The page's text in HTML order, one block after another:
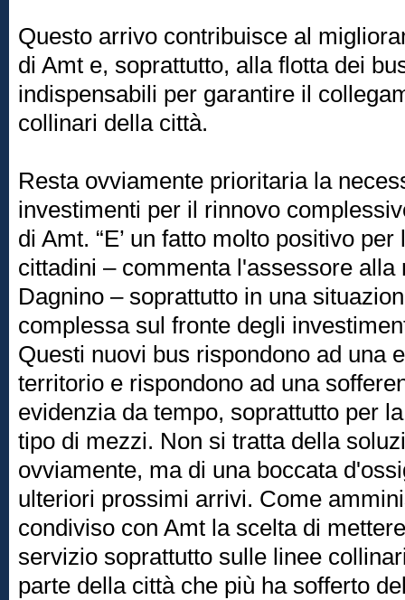
Questo arrivo contribuisce al
di Amt e, soprattutto, alla flotta dei
indispensabili per garantire il
collinari della città.
Resta ovviamente prioritaria la
investimenti per il rinnovo
di Amt. “E’ un fatto molto positivo
cittadini – commenta l'assessore alla
Dagnino – soprattutto in una
complessa sul fronte degli
Questi nuovi bus rispondono ad una
territorio e rispondono ad una
evidenzia da tempo, soprattutto per
tipo di mezzi. Non si tratta della
ovviamente, ma di una boccata
ulteriori prossimi arrivi. Come
condiviso con Amt la scelta di
servizio soprattutto sulle linee
parte della città che più ha sofferto